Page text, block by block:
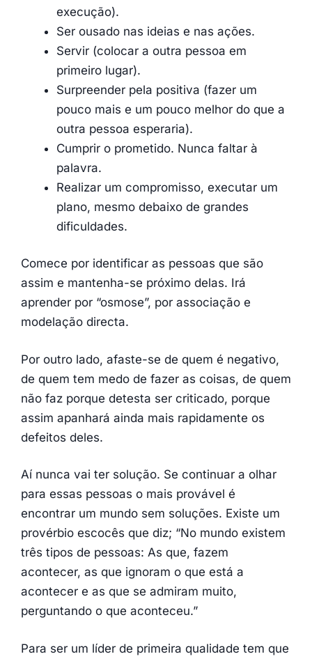
execução).
Ser ousado nas ideias e nas ações.
Servir (colocar a outra pessoa em
primeiro lugar).
Surpreender pela positiva (fazer um
pouco mais e um pouco melhor do que a
outra pessoa esperaria).
Cumprir o prometido. Nunca faltar à
palavra.
Realizar um compromisso, executar um
plano, mesmo debaixo de grandes
dificuldades.
Comece por identificar as pessoas que são
assim e mantenha-se próximo delas. Irá
aprender por “osmose”, por associação e
modelação directa.
Por outro lado, afaste-se de quem é negativo,
de quem tem medo de fazer as coisas, de quem
não faz porque detesta ser criticado, porque
assim apanhará ainda mais rapidamente os
defeitos deles.
Aí nunca vai ter solução. Se continuar a olhar
para essas pessoas o mais provável é
encontrar um mundo sem soluções. Existe um
provérbio escocês que diz; “No mundo existem
três tipos de pessoas: As que, fazem
acontecer, as que ignoram o que está a
acontecer e as que se admiram muito,
perguntando o que aconteceu.”
Para ser um líder de primeira qualidade tem que